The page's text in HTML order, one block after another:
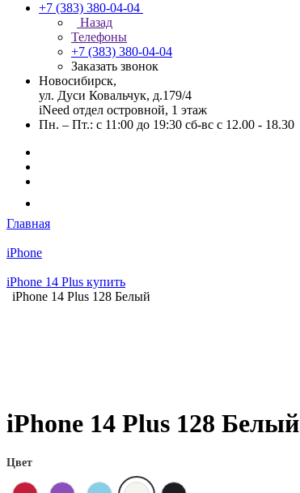
+7 (383) 380-04-04
Назад
Телефоны
+7 (383) 380-04-04
Заказать звонок
Новосибирск,
ул. Дуси Ковальчук, д.179/4
iNeed отдел островной, 1 этаж
Пн. – Пт.: с 11:00 до 19:30 сб-вс с 12.00 - 18.30
Главная
iPhone
iPhone 14 Plus купить
iPhone 14 Plus 128 Белый
iPhone 14 Plus 128 Белый
Цвет